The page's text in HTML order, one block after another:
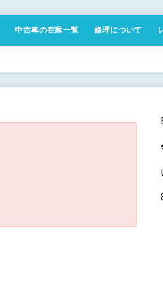
中古車の在庫一覧 修理について